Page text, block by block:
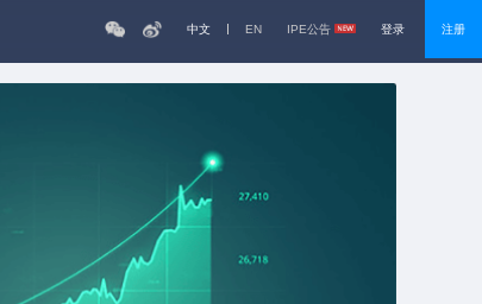
中文 EN IPE公告 登录 注册